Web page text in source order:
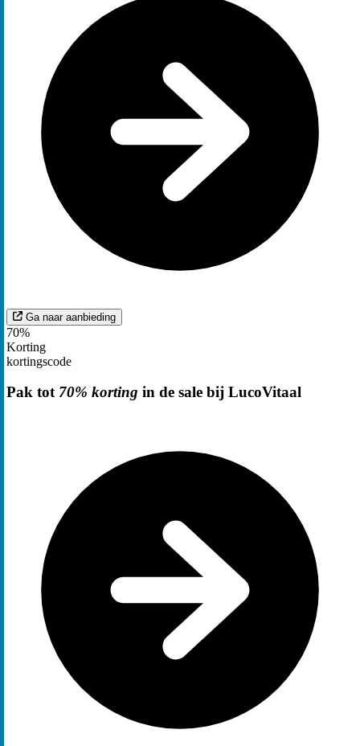
Ga naar aanbieding
70%
Korting
kortingscode
Pak tot 70% korting in de sale bij LucoVitaal